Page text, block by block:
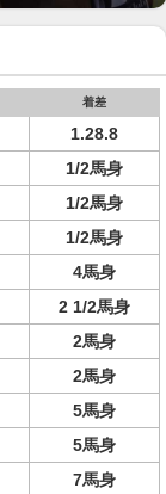
着差
1.28.8
1/2馬身
1/2馬身
1/2馬身
4馬身
2 1/2馬身
2馬身
2馬身
5馬身
5馬身
7馬身